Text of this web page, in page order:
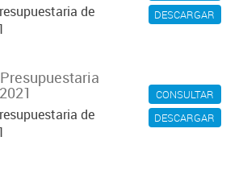
DESCARGAR
de
CONSULTAR
DESCARGAR
de